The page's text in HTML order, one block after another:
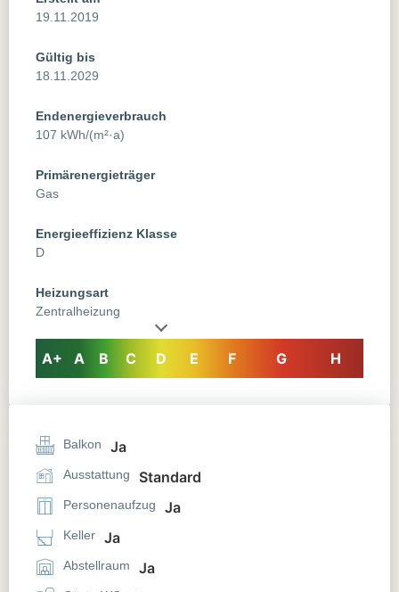
19.11.2019
Gültig bis
18.11.2029
Endenergieverbrauch
107 kWh/(m²·a)
Primärenergieträger
Gas
Energieeffizienz Klasse
D
Heizungsart
Zentralheizung
A+ A B C D E F G H
Balkon Ja
Ausstattung Standard
Personenaufzug Ja
Keller Ja
Abstellraum Ja